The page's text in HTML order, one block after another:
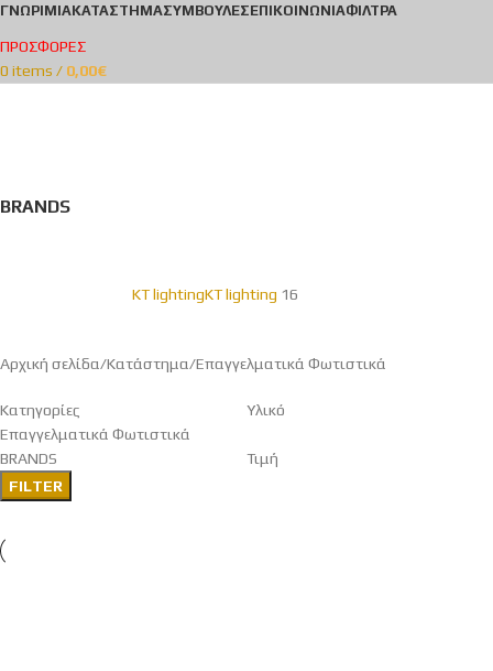
ΓΝΩΡΙΜΊΑΚΑΤΆΣΤΗΜΑΣΥΜΒΟΥΛΈΣΕΠΙΚΟΙΝΩΝΊΑΦΊΛΤΡΑ
ΠΡΟΣΦΟΡΕΣ
0 items / 0,00€
BRANDS
KT lightingKT lighting 16
Αρχική σελίδα Κατάστημα Επαγγελματικά Φωτιστικά
Κατηγορίες
Επαγγελματικά Φωτιστικά
Υλικό
BRANDS
Τιμή
FILTER